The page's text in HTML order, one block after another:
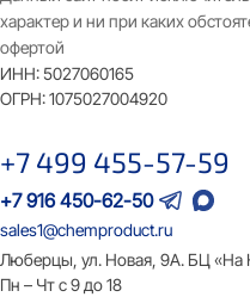
характер и ни при каких
офертой
ИНН: 5027060165
ОГРН:1075027004920
+7 499 455-57-59
+7 916 450-62-50
sales1@chemproduct.ru
Люберцы, ул. Новая, 9А. БЦ «На
Пн – Чт с 9 до 18